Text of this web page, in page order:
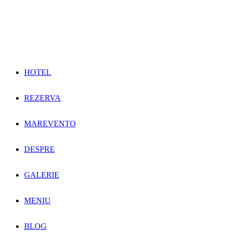
HOTEL
REZERVA
MAREVENTO
DESPRE
GALERIE
MENIU
BLOG